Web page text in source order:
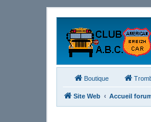
Boutique
Site Web Accueil